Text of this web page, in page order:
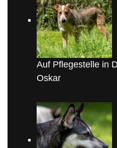
Auf Pflegestelle in
Oskar